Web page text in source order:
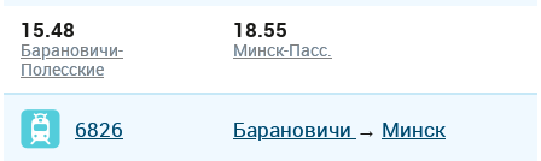
15.48
Барановичи-
Полесские
18.55
Минск-Пасс.
6826 Барановичи → Минск